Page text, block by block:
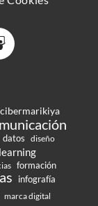
cibermarikiya
datos diseño
formación
infografía
marca digital